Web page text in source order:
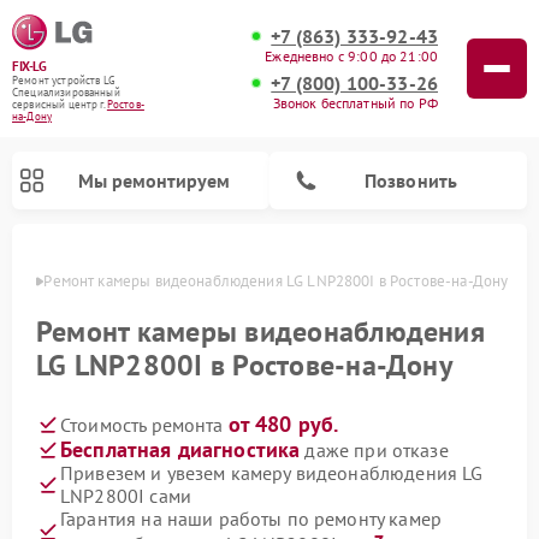
FIX-LG
Ремонт устройств LG
Специализированный
cервисный центр г.Ростов-
на-Дону
+7 (863) 333-92-43
Ежедневно с 9:00 до 21:00
+7 (800) 100-33-26
Звонок бесплатный по РФ
Мы ремонтируем Позвонить
Ремонт камеры видеонаблюдения LG LNP2800I в Ростове-на-Дону
Ремонт камеры видеонаблюдения
LG LNP2800I в Ростове-на-Дону
Стоимость ремонта от 480 руб.
Бесплатная диагностика даже при отказе
Привезем и увезем камеру видеонаблюдения LG
LNP2800I сами
Гарантия на наши работы по ремонту камер